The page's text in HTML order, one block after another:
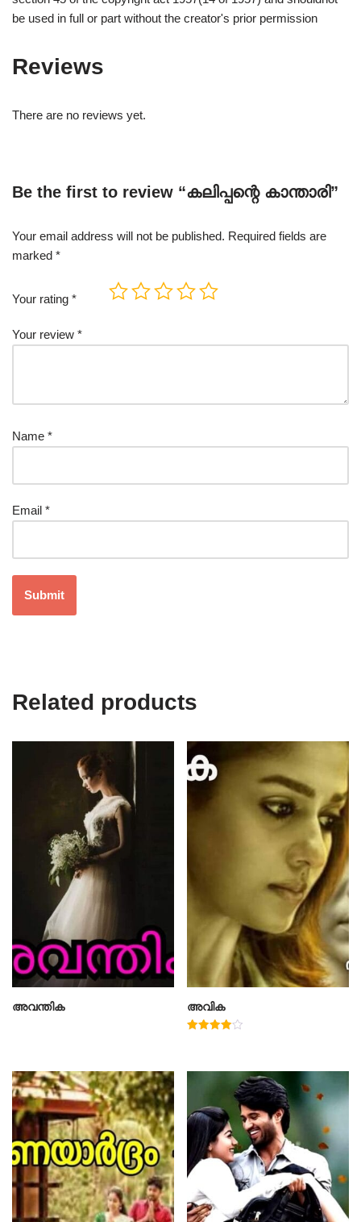
be used in full or part without the creator's prior permission
Reviews
There are no reviews yet.
Be the first to review “കലിപ്പന്റെ കാന്താരി”
Your email address will not be published. Required fields are
marked *
Your rating *
Your review *
Name *
Email *
Related products
അവന്തിക അവിക